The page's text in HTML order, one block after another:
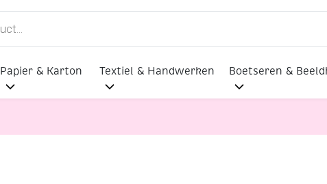
Papier & Karton Textiel & Handwerken Boetseren &